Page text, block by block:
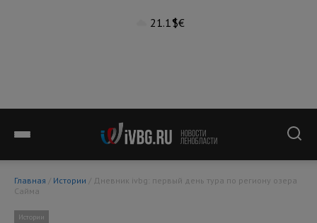
21.1°$€
Главная / Истории
Сайма
Истории